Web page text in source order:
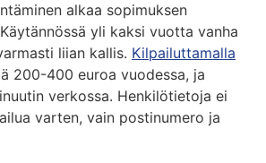
alkaa sopimuksen
yli kaksi vuotta vanha
liian kallis. Kilpailuttamalla
200-400 euroa vuodessa, ja
verkossa. Henkilötietoja ei
varten, vain postinumero ja